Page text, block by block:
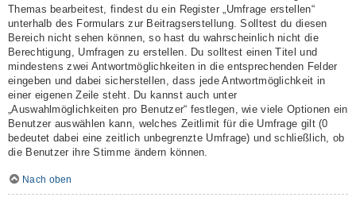
Themas bearbeitest, findest du ein Register „Umfrage erstellen“
unterhalb des Formulars zur Beitragserstellung. Solltest du diesen
Bereich nicht sehen können, so hast du wahrscheinlich nicht die
Berechtigung, Umfragen zu erstellen. Du solltest einen Titel und
mindestens zwei Antwortmöglichkeiten in die entsprechenden Felder
eingeben und dabei sicherstellen, dass jede Antwortmöglichkeit in
einer eigenen Zeile steht. Du kannst auch unter
„Auswahlmöglichkeiten pro Benutzer“ festlegen, wie viele Optionen ein
Benutzer auswählen kann, welches Zeitlimit für die Umfrage gilt (0
bedeutet dabei eine zeitlich unbegrenzte Umfrage) und schließlich, ob
die Benutzer ihre Stimme ändern können.
Nach oben